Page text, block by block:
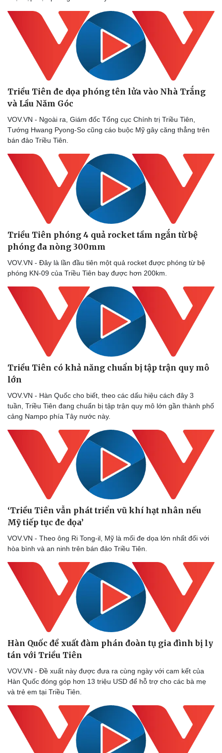
Doanh nghiệp
Thông tin doanh nghiệp
Doanh nghiệp 24h
Doanh nhân
Vì cộng đồng
Công nghệ
Sành điệu
Tin Công nghệ
Trải nghiệm
Chuyển đổi số
Sức khỏe
Đời sống
Triều Tiên đe dọa phóng tên lửa vào Nhà Trắng
và Lầu Năm Góc
VOV.VN - Ngoài ra, Giám đốc Tổng cục Chính trị Triều Tiên,
Tướng Hwang Pyong-So cũng cáo buộc Mỹ gây căng thẳng trên
bán đảo Triều Tiên.
Triều Tiên phóng 4 quả rocket tầm ngắn từ bệ
phóng đa nòng 300mm
VOV.VN - Đây là lần đầu tiên một quả rocket được phóng từ bệ
phóng KN-09 của Triều Tiên bay được hơn 200km.
Triều Tiên có khả năng chuẩn bị tập trận quy mô
lớn
VOV.VN - Hàn Quốc cho biết, theo các dấu hiệu cách đây 3
tuần, Triều Tiên đang chuẩn bị tập trận quy mô lớn gần thành phố
cảng Nampo phía Tây nước này.
‘Triều Tiên vẫn phát triển vũ khí hạt nhân nếu
Mỹ tiếp tục đe dọa’
VOV.VN - Theo ông Ri Tong-il, Mỹ là mối đe dọa lớn nhất đối với
hòa bình và an ninh trên bán đảo Triều Tiên.
Hàn Quốc đề xuất đàm phán đoàn tụ gia đình bị ly
tán với Triều Tiên
VOV.VN - Đề xuất này được đưa ra cùng ngày với cam kết của
Hàn Quốc đóng góp hơn 13 triệu USD để hỗ trợ cho các bà mẹ
và trẻ em tại Triều Tiên.